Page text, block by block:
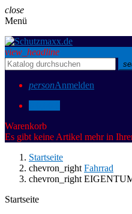
close
Menü
view_headline
personAnmelden
Warenkorb
Es gibt keine Artikel mehr in
Startseite
chevron_right Fahrrad
chevron_right
Startseite